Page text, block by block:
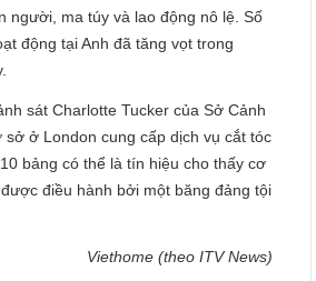
người, ma túy và lao động nô lệ. Số
động tại Anh đã tăng vọt trong
sát Charlotte Tucker của Sở Cảnh
sở ở London cung cấp dịch vụ cắt tóc
bảng có thể là tín hiệu cho thấy cơ
điều hành bởi một băng đảng tội
Viethome (theo ITV News)